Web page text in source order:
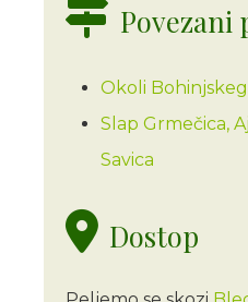
Povezani
Okoli
Slap Grmečica,
Savica
Dostop